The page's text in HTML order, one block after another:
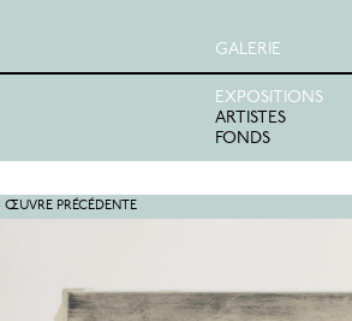
GALERIE
EXPOSITIONS
ARTISTES
FONDS
ŒUVRE PRÉCÉDENTE